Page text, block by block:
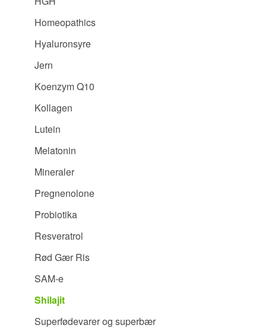
Homeopathics
Hyaluronsyre
Jern
Koenzym Q10
Kollagen
Lutein
Melatonin
Mineraler
Pregnenolone
Probiotika
Resveratrol
Rød Gær Ris
SAM-e
Shilajit
Superfødevarer og superbær